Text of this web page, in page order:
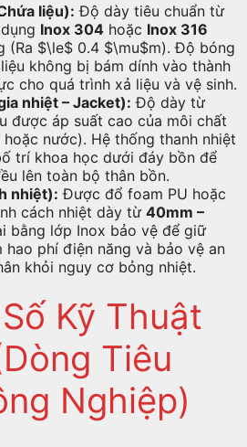
liệu): Độ dày tiêu chuẩn từ
Inox 304 hoặc Inox 316
(Ra $\le$ 0.4 $\mu$m). Độ bóng
không bị bám dính vào thành
cho quá trình xả liệu và vệ sinh.
nhiệt – Jacket): Độ dày từ
được áp suất cao của môi chất
nước). Hệ thống thanh nhiệt
trí khoa học dưới đáy bồn để
lên toàn bộ thân bồn.
nhiệt): Được đổ foam PU hoặc
cách nhiệt dày từ 40mm –
bằng lớp Inox bảo vệ để giữ
hao phí điện năng và bảo vệ an
khỏi nguy cơ bỏng nhiệt.
Kỹ Thuật
Tiêu
Nghiệp)